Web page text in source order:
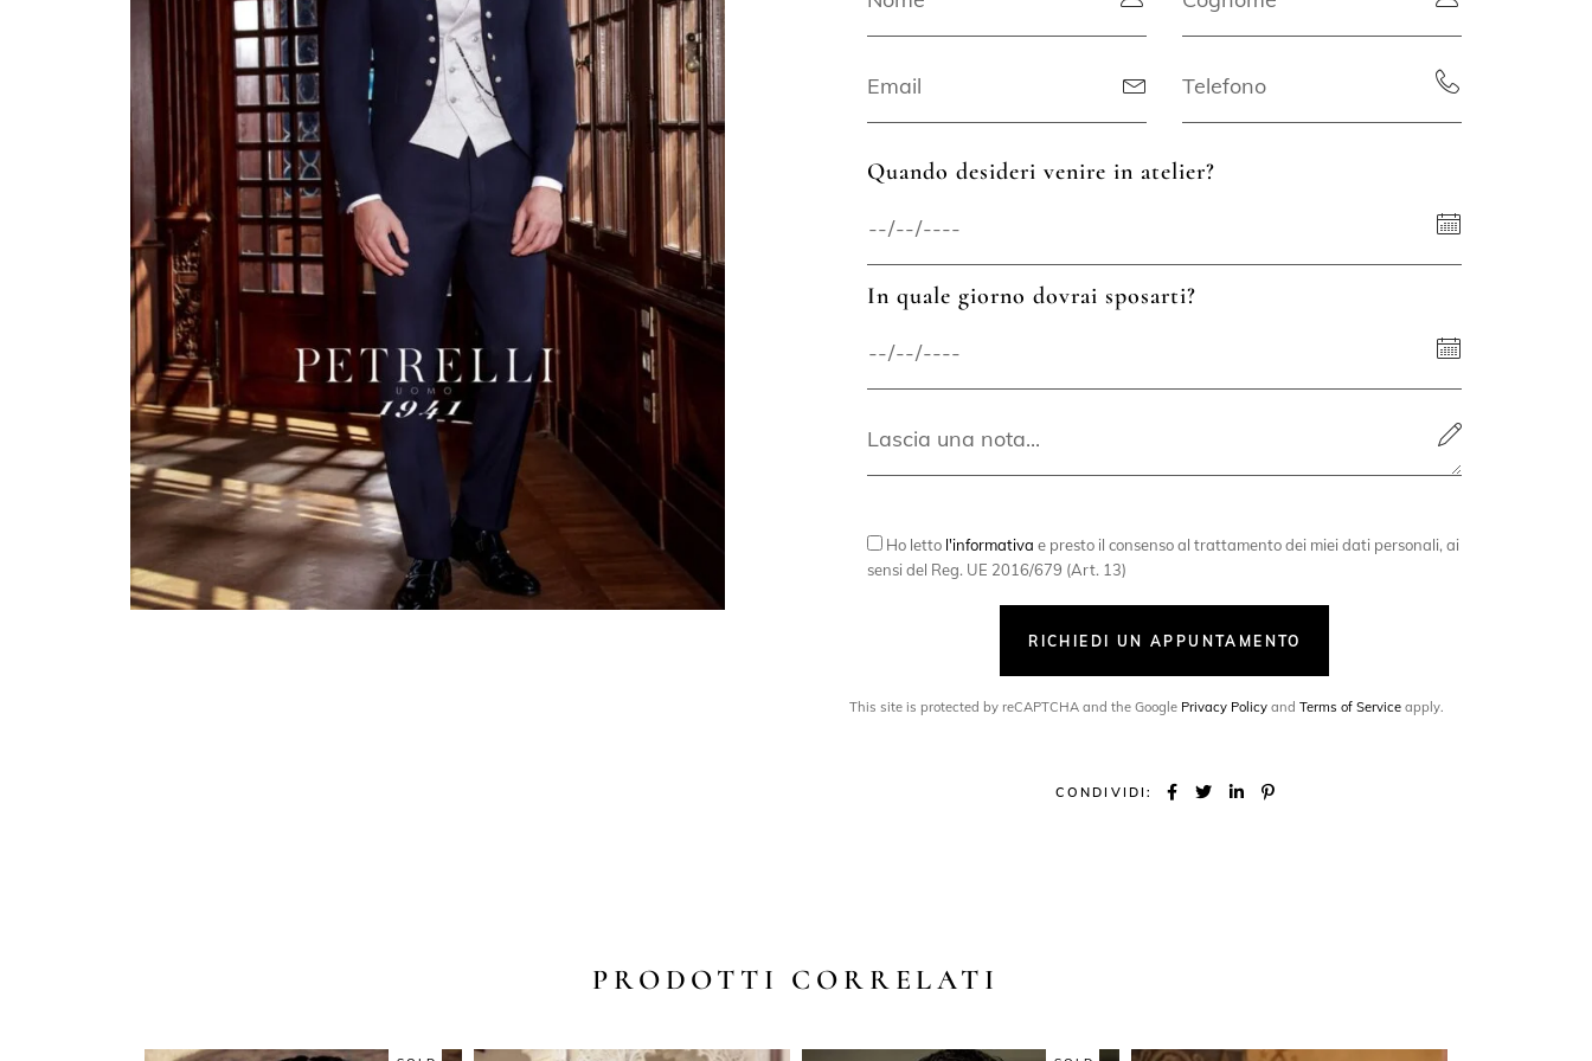
Quando desideri venire in atelier?
In quale giorno dovrai sposarti?
Ho letto l'informativa e presto il consenso al trattamento dei miei dati personali, ai
sensi del Reg. UE 2016/679 (Art. 13)
RICHIEDI UN APPUNTAMENTO
This site is protected by reCAPTCHA and the Google Privacy Policy and Terms of Service apply.
CONDIVIDI:
PRODOTTI CORRELATI